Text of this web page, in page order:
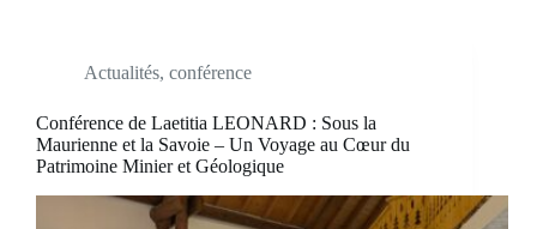
Actualités, conférence
Conférence de Laetitia LEONARD : Sous la
Maurienne et la Savoie – Un Voyage au Cœur du
Patrimoine Minier et Géologique